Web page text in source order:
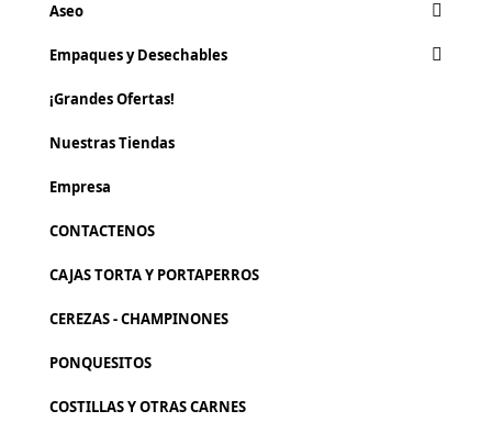
Aseo
Empaques y Desechables
¡Grandes Ofertas!
Nuestras Tiendas
Empresa
CONTACTENOS
CAJAS TORTA Y PORTAPERROS
CEREZAS - CHAMPINONES
PONQUESITOS
COSTILLAS Y OTRAS CARNES